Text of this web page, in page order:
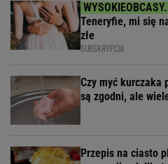
Teneryfie, mi się
złe
SUBSKRYPCJA
Czy myć kurczaka
są zgodni, ale
Przepis na ciasto